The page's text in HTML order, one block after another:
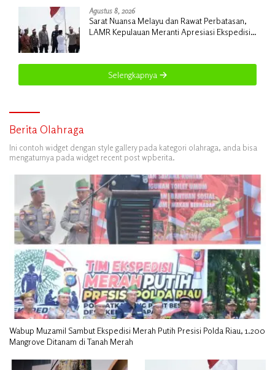
Agustus 8, 2026
Sarat Nuansa Melayu dan Rawat Perbatasan,
LAMR Kepulauan Meranti Apresiasi Ekspedisi
Selengkapnya
Berita Olahraga
Ini contoh widget dengan style gallery pada kategori olahraga, anda bisa
mengaturnya pada widget recent post wpberita.
Wabup Muzamil Sambut Ekspedisi Merah Putih Presisi Polda Riau, 1.200
Mangrove Ditanam di Tanah Merah